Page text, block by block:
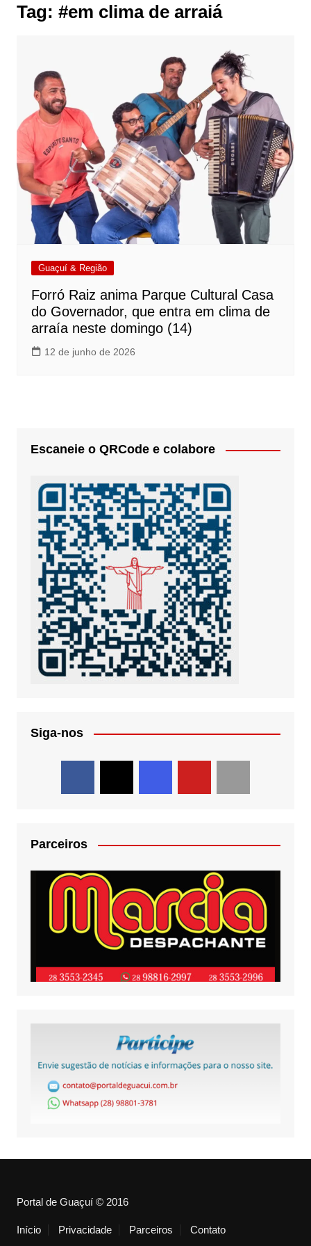
Tag: #em clima de arraiá
Guaçuí & Região
Forró Raiz anima Parque Cultural Casa
do Governador, que entra em clima de
arraía neste domingo (14)
12 de junho de 2026
Escaneie o QRCode e colabore
Siga-nos
Parceiros
Portal de Guaçuí © 2016
Início Privacidade Parceiros Contato